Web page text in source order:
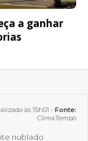
a ganhar
às 15h01 - Fonte:
ClimaTempo
nublado